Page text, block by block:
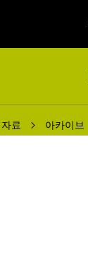
료 아카이브